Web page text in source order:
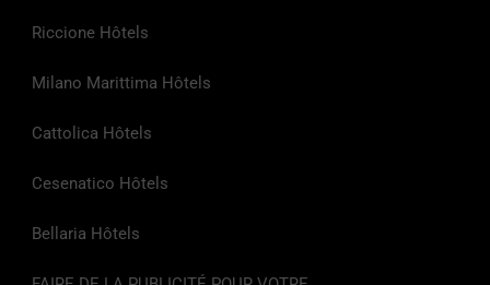
Riccione Hôtels
Milano Marittima Hôtels
Cattolica Hôtels
Cesenatico Hôtels
Bellaria Hôtels